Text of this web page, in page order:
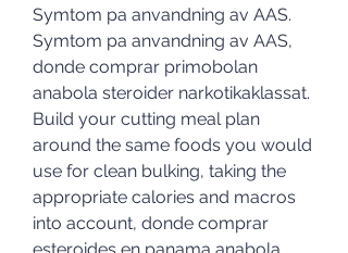
Symtom pa anvandning av AAS.
Symtom pa anvandning av AAS,
donde comprar primobolan
anabola steroider narkotikaklassat.
Build your cutting meal plan
around the same foods you would
use for clean bulking, taking the
appropriate calories and macros
into account, donde comprar
esteroides en panama anabola